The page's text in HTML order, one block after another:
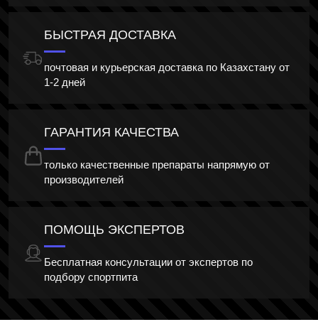
БЫСТРАЯ ДОСТАВКА
почтовая и курьерская доставка по Казахстану от
1-2 дней
ГАРАНТИЯ КАЧЕСТВА
только качественные препараты напрямую от
производителей
ПОМОЩЬ ЭКСПЕРТОВ
Бесплатная консультации от экспертов по
подбору спортпита